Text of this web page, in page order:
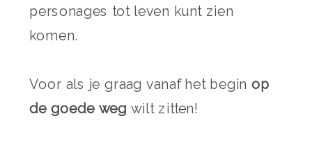
personages tot leven kunt zien
komen.
Voor als je graag vanaf het beginop
de goede weg wilt zitten!